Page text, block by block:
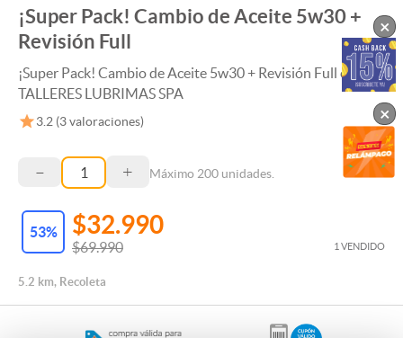
¡Super Pack! Cambio de Aceite 5w30 +
Revisión Full
¡Super Pack! Cambio de Aceite 5w30 + Revisión Full en
TALLERES LUBRIMAS SPA
3.2 (3 valoraciones)
– + Máximo 200 unidades.
53% $32.990
$69.990 1 VENDIDO
5.2 km, Recoleta
×
×